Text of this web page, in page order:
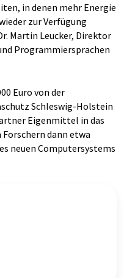
in denen mehr Energie
zur Verfügung
Martin Leucker, Direktor
Programmiersprachen
Euro von der
Schleswig-Holstein
Eigenmittel in das
dann etwa
neuen Computersystems